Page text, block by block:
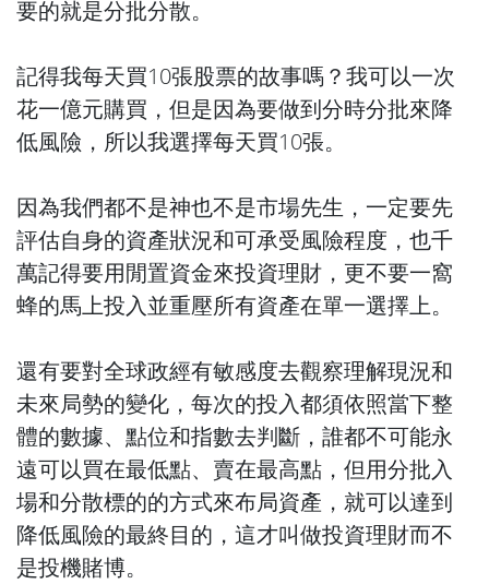
要的就是分批分散。
記得我每天買10張股票的故事嗎？我可以一次
花一億元購買，但是因為要做到分時分批來降
低風險，所以我選擇每天買10張。
因為我們都不是神也不是市場先生，一定要先
評估自身的資產狀況和可承受風險程度，也千
萬記得要用閒置資金來投資理財，更不要一窩
蜂的馬上投入並重壓所有資產在單一選擇上。
還有要對全球政經有敏感度去觀察理解現況和
未來局勢的變化，每次的投入都須依照當下整
體的數據、點位和指數去判斷，誰都不可能永
遠可以買在最低點、賣在最高點，但用分批入
場和分散標的的方式來布局資產，就可以達到
降低風險的最終目的，這才叫做投資理財而不
是投機賭博。